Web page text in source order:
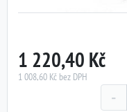
1 220,40 Kč
1 008,60 Kč bez DPH
-